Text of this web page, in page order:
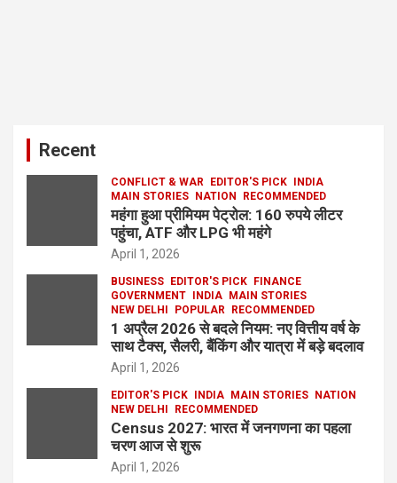
Recent
CONFLICT & WAR EDITOR'S PICK
INDIA
MAIN STORIES
NATION RECOMMENDED
महंगा हुआ प्रीमियम पेट्रोल: 160 रुपये लीटर
पहुंचा, ATF और LPG भी महंगे
April 1, 2026
BUSINESS EDITOR'S PICK
FINANCE
GOVERNMENT
INDIA
MAIN STORIES
NEW DELHI
POPULAR RECOMMENDED
1 अप्रैल 2026 से बदले नियम: नए वित्तीय वर्ष के
साथ टैक्स, सैलरी, बैंकिंग और यात्रा में बड़े बदलाव
April 1, 2026
EDITOR'S PICK INDIA MAIN STORIES
NATION
NEW DELHI
RECOMMENDED
Census 2027: भारत में जनगणना का पहला
चरण आज से शुरू
April 1, 2026